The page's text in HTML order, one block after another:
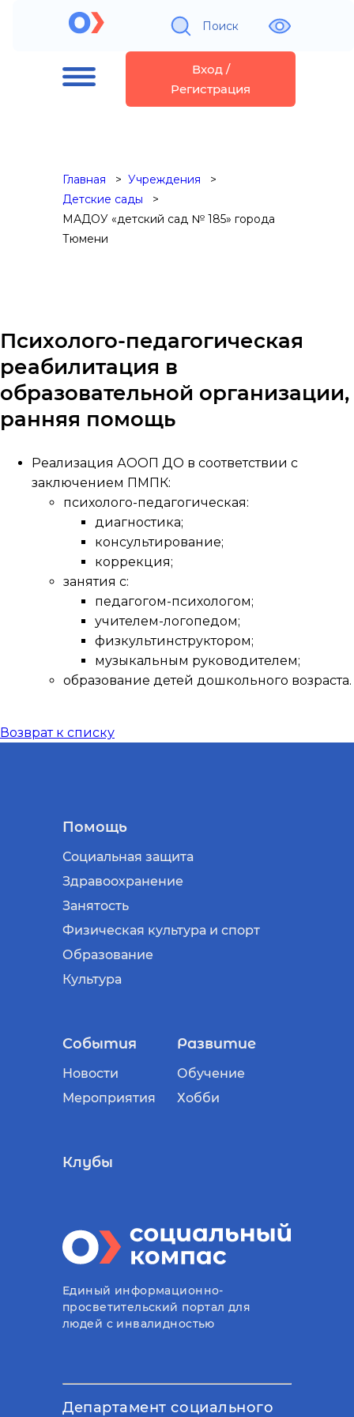
Поиск
Вход /
Регистрация
Главная
Учреждения
Детские сады
МАДОУ «детский сад № 185» города
Тюмени
Психолого-педагогическая
реабилитация в
образовательной организации,
ранняя помощь
Реализация АООП ДО в соответствии с
заключением ПМПК:
психолого-педагогическая:
диагностика;
консультирование;
коррекция;
занятия с:
педагогом-психологом;
учителем-логопедом;
физкультинструктором;
музыкальным руководителем;
образование детей дошкольного возраста.
Возврат к списку
Помощь
Социальная защита
Здравоохранение
Занятость
Физическая культура и спорт
Образование
Культура
События
Новости
Мероприятия
Развитие
Обучение
Хобби
Клубы
Единый информационно-
просветительский портал для
людей с инвалидностью
Департамент социального